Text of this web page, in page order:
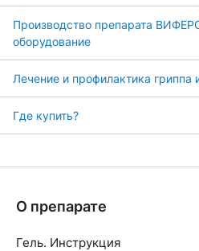
Производство препарата
оборудование
Лечение и профилактика гриппа
Где купить?
О препарате
Гель. Инструкция